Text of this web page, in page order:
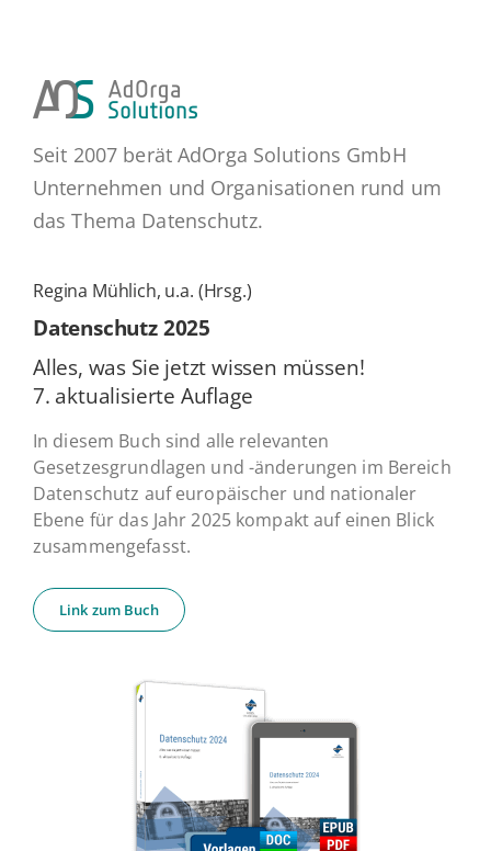
Seit 2007 berät AdOrga Solutions GmbH
Unternehmen und Organisationen rund um
das Thema Datenschutz.
Regina Mühlich, u.a. (Hrsg.)
Daten­schutz 2025
Alles, was Sie jetzt wissen müssen!
7. ak­tua­li­sier­te Auflage
In diesem Buch sind alle relevanten
Gesetzesgrundlagen und -änderungen im Bereich
Datenschutz auf europäischer und nationaler
Ebene für das Jahr 2025 kompakt auf einen Blick
zusammengefasst.
Link zum Buch